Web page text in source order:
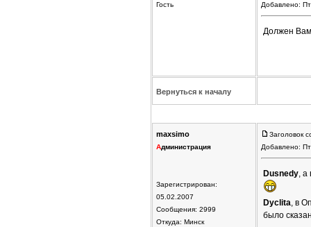
Гость
Добавлено:
Должен
Вернуться к началу
maxsimo
Администрация
Зарегистрирован:
05.02.2007
Сообщения: 2999
Откуда: Минск
Заголовок
Добавлено:
Dusnedy, а
Dyclita, в
было